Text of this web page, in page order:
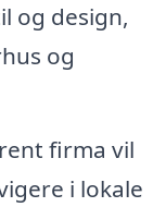
og design,
og
firma vil
i lokale